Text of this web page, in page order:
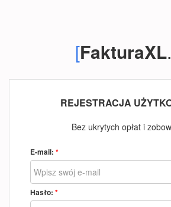
[FakturaXL
REJESTRACJA
Bez ukrytych opłat i
E-mail: *
Hasło: *